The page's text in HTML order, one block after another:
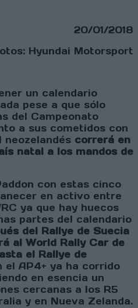
20/01/2018
Hyundai Motorsport
un calendario
pese a que sólo
del Campeonato
a sus cometidos con
neozelandés correrá en
natal a los mandos de
con estas cinco
en activo entre
ya que hay huecos
partes del calendario
del Rallye de Suecia
al World Rally Car de
el Rallye de
el AP4+ ya ha corrido
en esencia un
cercanas a los R5
y en Nueva Zelanda.